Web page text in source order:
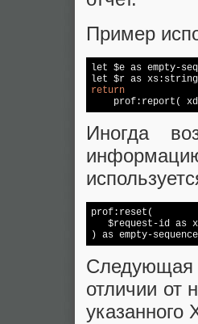
Пример
let $e as empty-
let $r as
return
prof:report(
Иногда
prof:reset(
$request-id as
отличии от
указанного